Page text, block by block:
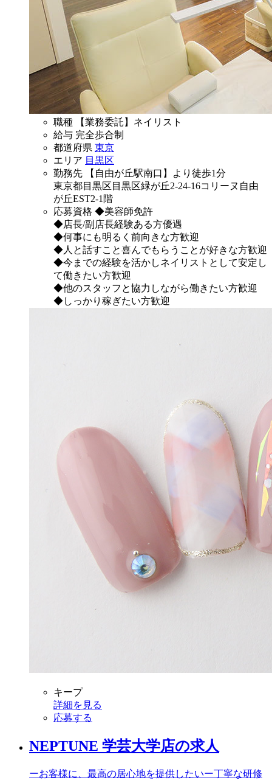
職種
【業務委託】ネイリスト
給与 完全歩合制
都道府県 東京
エリア 目黒区
勤務先
【自由が丘駅南口】より徒歩1分
東京都目黒区目黒区緑が丘2-24-16コリーヌ自由
が丘EST2-1階
応募資格 ◆美容師免許
◆店長/副店長経験ある方優遇
◆何事にも明るく前向きな方歓迎
◆人と話すこと喜んでもらうことが好きな方歓迎
◆今までの経験を活かしネイリストとして安定し
て働きたい方歓迎
◆他のスタッフと協力しながら働きたい方歓迎
◆しっかり稼ぎたい方歓迎
キープ
詳細を見る
応募する
NEPTUNE 学芸大学店の求人
ーお客様に、最高の居心地を提供したいー丁寧な研修